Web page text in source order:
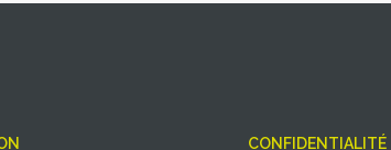
CONFIDENTIALITÉ